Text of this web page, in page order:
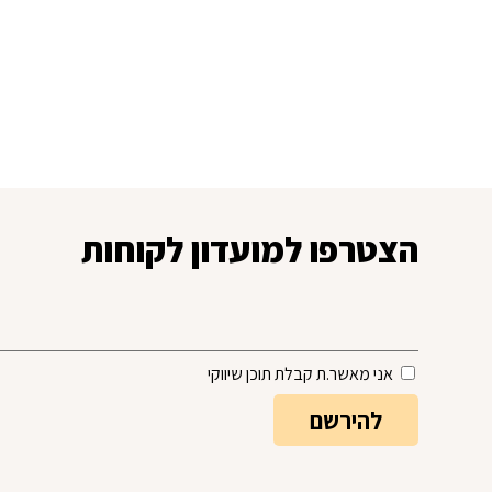
הצטרפו למועדון לקוחות
אני מאשר.ת קבלת תוכן שיווקי